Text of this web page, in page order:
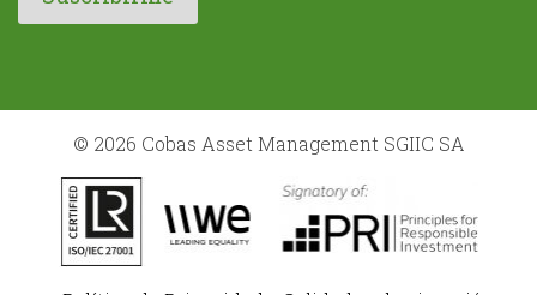
© 2026 Cobas Asset Management SGIIC SA